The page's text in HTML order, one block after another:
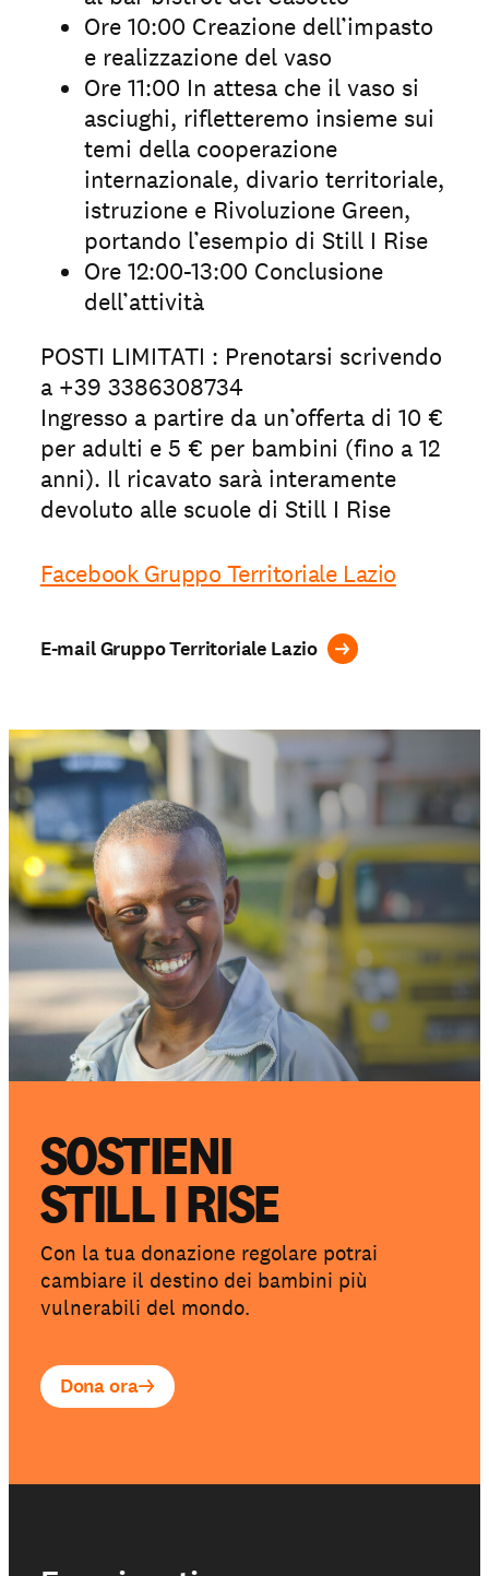
Ore 10:00 Creazione dell’impasto
e realizzazione del vaso
Ore 11:00 In attesa che il vaso si
asciughi, rifletteremo insieme sui
temi della cooperazione
internazionale, divario territoriale,
istruzione e Rivoluzione Green,
portando l’esempio di Still I Rise
Ore 12:00-13:00 Conclusione
dell’attività
POSTI LIMITATI : Prenotarsi scrivendo
a +39 3386308734
Ingresso a partire da un’offerta di 10 €
per adulti e 5 € per bambini (fino a 12
anni). Il ricavato sarà interamente
devoluto alle scuole di Still I Rise
Facebook Gruppo Territoriale Lazio
E-mail Gruppo Territoriale Lazio
SOSTIENI
STILL I RISE
Con la tua donazione regolare potrai
cambiare il destino dei bambini più
vulnerabili del mondo.
Dona ora